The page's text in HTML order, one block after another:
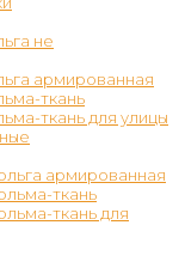
не
армированная
ткань
ткань для улицы
армированная
ткань
ткань для